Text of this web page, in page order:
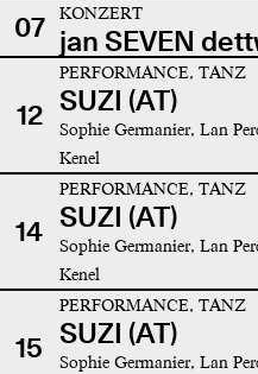
07
KONZERT
jan SEVEN
12
PERFORMANCE, TANZ
SUZI (AT)
Sophie Germanier, Lan
Kenel
14
PERFORMANCE, TANZ
SUZI (AT)
Sophie Germanier, Lan
Kenel
15
PERFORMANCE, TANZ
SUZI (AT)
Sophie Germanier, Lan